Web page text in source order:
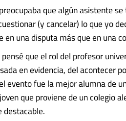
que algún asistente
(y cancelar) lo que yo
una disputa más que en una
que el rol del profesor
en evidencia, del acontecer
evento fue la mejor alumna de
que proviene de un colegio